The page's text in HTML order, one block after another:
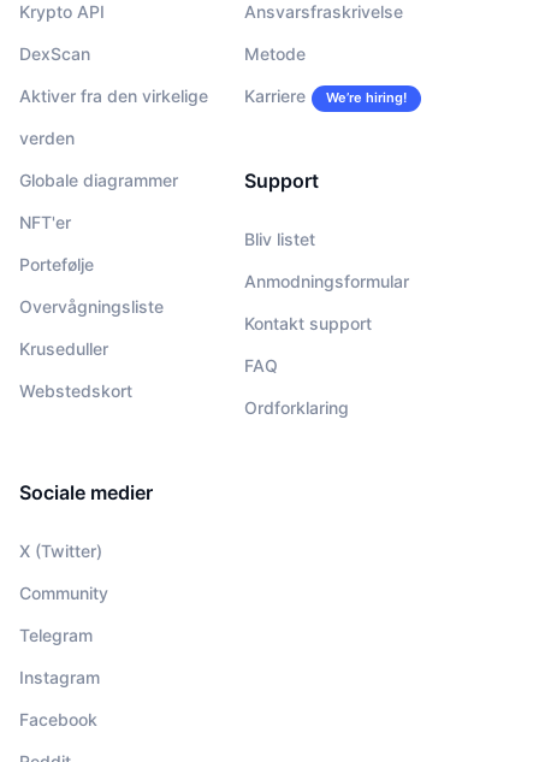
Krypto API
DexScan
Aktiver fra den virkelige
verden
Globale diagrammer
NFT'er
Portefølje
Overvågningsliste
Kruseduller
Webstedskort
Ansvarsfraskrivelse
Metode
Karriere We’re hiring!
Support
Bliv listet
Anmodningsformular
Kontakt support
FAQ
Ordforklaring
Sociale medier
X (Twitter)
Community
Telegram
Instagram
Facebook